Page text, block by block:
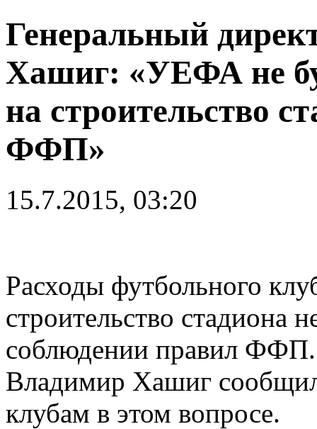
Генеральный
Хашиг: «УЕФА не
на строительство
ФФП»
15.7.2015, 03:20
Расходы футбольного
строительство стадиона
соблюдении правил ФФП.
Владимир Хашиг
клубам в этом вопросе.